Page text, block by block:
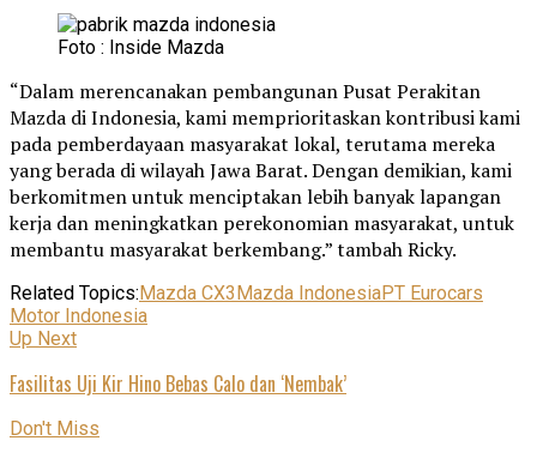
Foto : Inside Mazda
“Dalam merencanakan pembangunan Pusat Perakitan
Mazda di Indonesia, kami memprioritaskan kontribusi kami
pada pemberdayaan masyarakat lokal, terutama mereka
yang berada di wilayah Jawa Barat. Dengan demikian, kami
berkomitmen untuk menciptakan lebih banyak lapangan
kerja dan meningkatkan perekonomian masyarakat, untuk
membantu masyarakat berkembang.” tambah Ricky.
Related Topics:Mazda CX3Mazda IndonesiaPT Eurocars
Motor Indonesia
Up Next
Fasilitas Uji Kir Hino Bebas Calo dan ‘Nembak’
Don't Miss